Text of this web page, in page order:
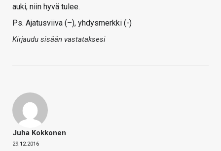
auki, niin hyvä tulee.
Ps. Ajatusviiva (–), yhdysmerkki (-)
Kirjaudu sisään vastataksesi
Juha Kokkonen
29.12.2016